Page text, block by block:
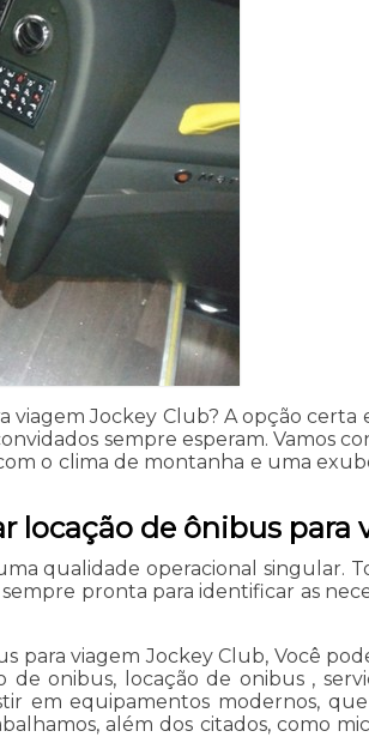
Jockey Club? A opção
sempre esperam. Vamos
o clima de montanha e uma
locação de ônibus para
qualidade operacional
pronta para identificar as
para viagem Jockey Club, Você
onibus, locação de onibus ,
em equipamentos modernos,
além dos citados, como